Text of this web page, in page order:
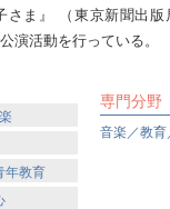
ま』 （東京新聞出版
演活動を行っている。
年教育
専門分野
音楽／教